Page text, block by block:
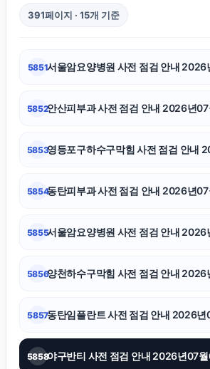
인스타
도
인
391페이지 · 15개 기준
5851서울암요양병원 사전 점검 안내
5852안산피부과 사전 점검 안내 2026년
5853영등포구하수구막힘 사전 점검 안내
5854동탄피부과 사전 점검 안내 2026년
5855서울암요양병원 사전 점검 안내
5856양천하수구막힘 사전 점검 안내
5857동탄임플란트 사전 점검 안내 2026
5858야구반티 사전 점검 안내 2026년07